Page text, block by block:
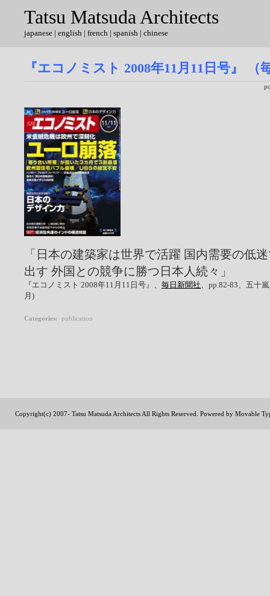
Tatsu Matsuda Architects
japanese | english | french | spanish | chinese
『エコノミスト 2008年11月11日号』 （
「日本の建築家は世界で活躍 国内需要の低
出す 外国との競争に勝つ日本人続々」
『エコノミスト 2008年11月11日号』、 毎日新聞社 、pp.82-83、五十
月)
Categories: publication
Copyright(c) 2007- Tatsu Matsuda Architects All Rights Reserved. Powered by Movable